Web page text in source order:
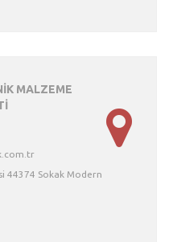
MALZEME
44374 Sokak Modern